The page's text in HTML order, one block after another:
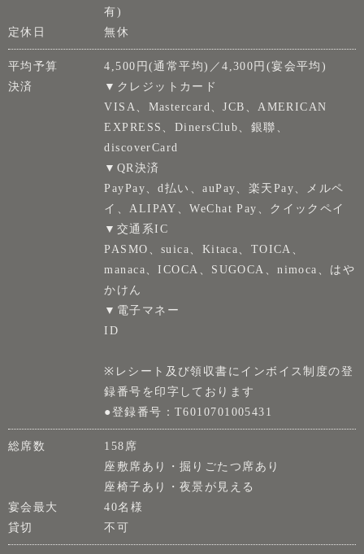
有)
定休日
無休
平均予算
4,500円(通常平均)／4,300円(宴会平均)
決済
▼クレジットカード
VISA、Mastercard、JCB、AMERICAN
EXPRESS、DinersClub、銀聯、
discoverCard
▼QR決済
PayPay、d払い、auPay、楽天Pay、メルペ
イ、ALIPAY、WeChat Pay、クイックペイ
▼交通系IC
PASMO、suica、Kitaca、TOICA、
manaca、ICOCA、SUGOCA、nimoca、はや
かけん
▼電子マネー
ID
※レシート及び領収書にインボイス制度の登
録番号を印字しております
●登録番号：T6010701005431
総席数
158席
座敷席あり・掘りごたつ席あり
座椅子あり・夜景が見える
宴会最大
40名様
貸切
不可